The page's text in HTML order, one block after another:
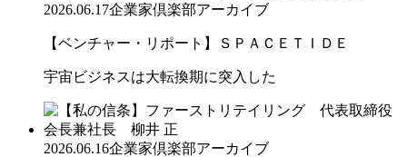
2026.06.17企業家倶楽部アーカイブ
【ベンチャー・リポート】ＳＰＡＣＥＴＩＤＥ
宇宙ビジネスは大転換期に突入した
2026.06.16企業家倶楽部アーカイブ